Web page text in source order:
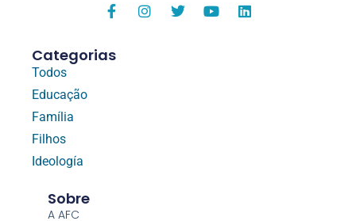
Categorias
Todos
Educação
Família
Filhos
Ideología
Sobre
A AFC